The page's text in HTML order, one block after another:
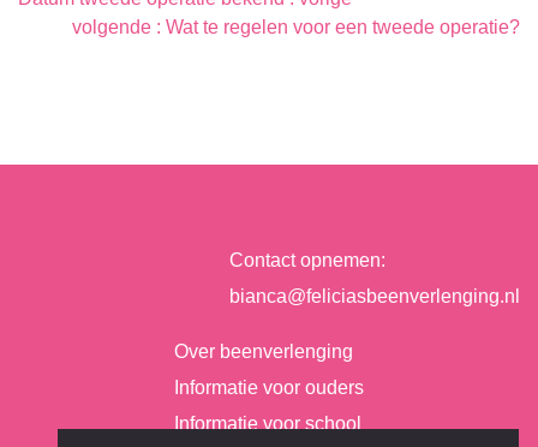
Wat te regelen voor een tweede operatie?
Contact opnemen:
bianca@feliciasbeenverlenging.nl
Over beenverlenging
Informatie voor ouders
Informatie voor school